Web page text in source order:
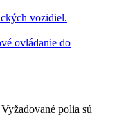
vozidiel.
ovládanie do
Vyžadované polia sú